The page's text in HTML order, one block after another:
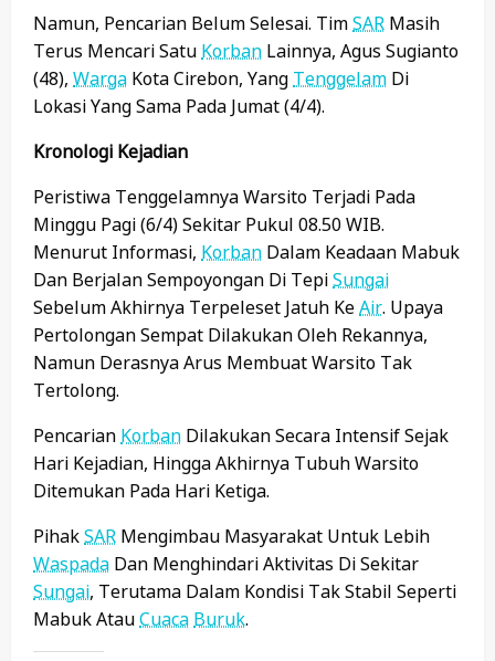
Namun, Pencarian Belum Selesai. TimSAR Masih
Terus Mencari Satu Korban Lainnya, Agus Sugianto
(48), Warga Kota Cirebon, Yang Tenggelam Di
Lokasi Yang Sama Pada Jumat (4/4).
Kronologi Kejadian
Peristiwa Tenggelamnya Warsito Terjadi Pada
Minggu Pagi (6/4) Sekitar Pukul 08.50 WIB.
Menurut Informasi, Korban Dalam Keadaan Mabuk
Dan Berjalan Sempoyongan Di TepiSungai
Sebelum Akhirnya Terpeleset Jatuh KeAir. Upaya
Pertolongan Sempat Dilakukan Oleh Rekannya,
Namun Derasnya Arus Membuat Warsito Tak
Tertolong.
Pencarian Korban Dilakukan Secara Intensif Sejak
Hari Kejadian, Hingga Akhirnya Tubuh Warsito
Ditemukan Pada Hari Ketiga.
PihakSAR Mengimbau Masyarakat Untuk Lebih
Waspada Dan Menghindari Aktivitas Di Sekitar
Sungai, Terutama Dalam Kondisi Tak Stabil Seperti
Mabuk AtauCuaca Buruk.